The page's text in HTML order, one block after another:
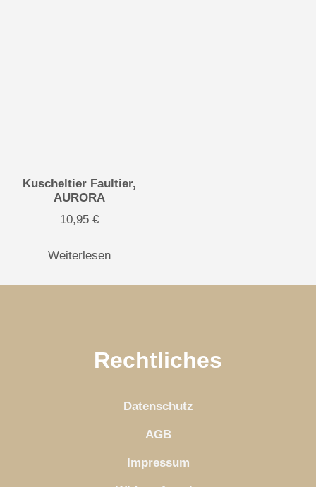
Kuscheltier Faultier,
AURORA
10,95 €
Weiterlesen
Rechtliches
Datenschutz
AGB
Impressum